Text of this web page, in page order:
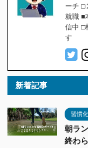
ーチ □
就職 ■
信中 □
す
新着記事
習慣化
朝ラ
終わ